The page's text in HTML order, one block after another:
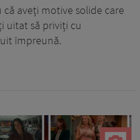
aveți motive solide care
uitat să priviți cu
împreună.